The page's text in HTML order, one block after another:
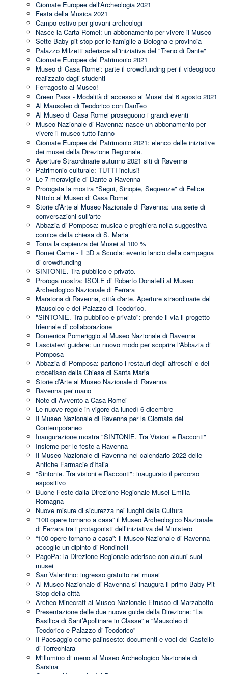
Giornate Europee dell'Archeologia 2021
Festa della Musica 2021
Campo estivo per giovani archeologi
Nasce la Carta Romei: un abbonamento per vivere il Museo
Sette Baby pit-stop per le famiglie a Bologna e provincia
Palazzo Milzetti aderisce all'iniziativa del "Treno di Dante"
Giornate Europee del Patrimonio 2021
Museo di Casa Romei: parte il crowdfunding per il videogioco
realizzato dagli studenti
Ferragosto al Museo!
Green Pass - Modalità di accesso ai Musei dal 6 agosto 2021
Al Mausoleo di Teodorico con DanTeo
Al Museo di Casa Romei proseguono i grandi eventi
Museo Nazionale di Ravenna: nasce un abbonamento per
vivere il museo tutto l'anno
Giornate Europee del Patrimonio 2021: elenco delle iniziative
dei musei della Direzione Regionale.
Aperture Straordinarie autunno 2021 siti di Ravenna
Patrimonio culturale: TUTTI inclusi!
Le 7 meraviglie di Dante a Ravenna
Prorogata la mostra "Segni, Sinopie, Sequenze" di Felice
Nittolo al Museo di Casa Romei
Storie d’Arte al Museo Nazionale di Ravenna: una serie di
conversazioni sull'arte
Abbazia di Pomposa: musica e preghiera nella suggestiva
cornice della chiesa di S. Maria
Torna la capienza dei Musei al 100 %
Romei Game - Il 3D a Scuola: evento lancio della campagna
di crowdfunding
SINTONIE. Tra pubblico e privato.
Proroga mostra: ISOLE di Roberto Donatelli al Museo
Archeologico Nazionale di Ferrara
Maratona di Ravenna, città d'arte. Aperture straordinarie del
Mausoleo e del Palazzo di Teodorico.
"SINTONIE. Tra pubblico e privato": prende il via il progetto
triennale di collaborazione
Domenica Pomeriggio al Museo Nazionale di Ravenna
Lasciatevi guidare: un nuovo modo per scoprire l'Abbazia di
Pomposa
Abbazia di Pomposa: partono i restauri degli affreschi e del
crocefisso della Chiesa di Santa Maria
Storie d’Arte al Museo Nazionale di Ravenna
Ravenna per mano
Note di Avvento a Casa Romei
Le nuove regole in vigore da lunedì 6 dicembre
Il Museo Nazionale di Ravenna per la Giornata del
Contemporaneo
Inaugurazione mostra "SINTONIE. Tra Visioni e Racconti"
Insieme per le feste a Ravenna
Il Museo Nazionale di Ravenna nel calendario 2022 delle
Antiche Farmacie d'Italia
"Sintonie. Tra visioni e Racconti": inaugurato il percorso
espositivo
Buone Feste dalla Direzione Regionale Musei Emilia-
Romagna
Nuove misure di sicurezza nei luoghi della Cultura
“100 opere tornano a casa” il Museo Archeologico Nazionale
di Ferrara tra i protagonisti dell’iniziativa del Ministero
“100 opere tornano a casa”: il Museo Nazionale di Ravenna
accoglie un dipinto di Rondinelli
PagoPa: la Direzione Regionale aderisce con alcuni suoi
musei
San Valentino: ingresso gratuito nei musei
Al Museo Nazionale di Ravenna si inaugura il primo Baby Pit-
Stop della città
Archeo-Minecraft al Museo Nazionale Etrusco di Marzabotto
Presentazione delle due nuove guide della Direzione: “La
Basilica di Sant’Apollinare in Classe” e “Mausoleo di
Teodorico e Palazzo di Teodorico”
Il Paesaggio come palinsesto: documenti e voci del Castello
di Torrechiara
M'illumino di meno al Museo Archeologico Nazionale di
Sarsina